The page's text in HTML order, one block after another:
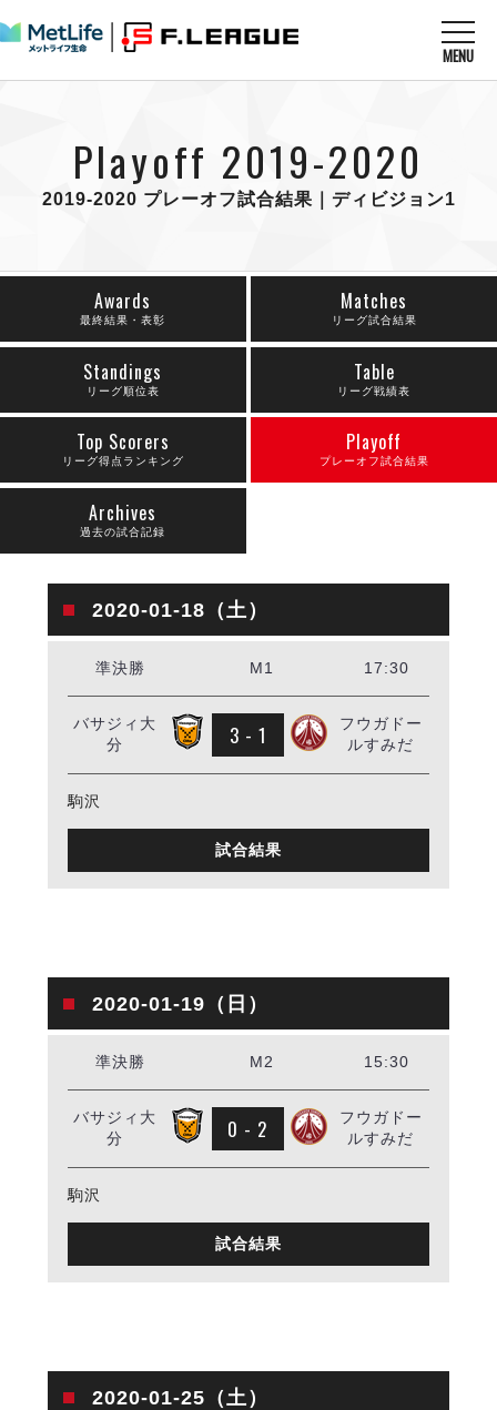
MENU
すべてのニュース
リーグ戦
U-23選抜
チケット
メディア情報
フットサル日本代表
その他
試合を観る MATCHES
試合日程
警告・退場・出場停止選手
個人ランキング｜ゴール
個人ランキング｜シュート
個人ランキング｜シュート成功率
個人ランキング｜第2PK
メットライフ生命Ｆ２リーグ
試合日程
警告・退場・出場停止選手
個人ランキング｜ゴール
個人ランキング｜シュート
個人ランキング｜シュート成功率
個人ランキング｜第2PK
大会概要
アリーナ情報
過去の記録
メットライフ生命Ｆ１リーグ
エスポラーダ北海道
フウガドールすみだ
しながわシティ
立川アスレティックFC
ペスカドーラ町田
湘南ベルマーレ
ボアルース長野
名古屋オーシャンズ
ボルクバレット北九州
メットライフ生命Ｆ２リーグ
デウソン神戸
ポルセイド浜田
ミラクルスマイル新居浜
チケットを買う
アリーナ情報 ARENA
リーグ概要
リーグ概要
日本フットサルリーグについて
クラブライセンス関連
アリーナ観戦マナー&ルール
過去の試合記録
ディビジョン1 試合記録
ディビジョン2 試合記録
Ｆリーグカップ 試合記録
リーグ統計データ
記念ゴール
選手の通算記録（Ｆ１）
エスポラーダ北海道
フウガドールすみだ
しながわシティ
立川アスレティックFC
ペスカドーラ町田
ボアルース長野
ABeam AWARD
DIVISION01
Playoff 2019-2020
2019-2020 プレーオフ試合結果｜ディビジョン1
Awards
最終結果・表彰
Matches
リーグ試合結果
Standings
リーグ順位表
Table
リーグ戦績表
Top Scorers
リーグ得点ランキング
Playoff
プレーオフ試合結果
Archives
過去の試合記録
2020-01-18（土）
準決勝 M1 17:30
バサジィ大
分
3 - 1
フウガドー
ルすみだ
駒沢
試合結果
2020-01-19（日）
準決勝 M2 15:30
バサジィ大
分
0 - 2
フウガドー
ルすみだ
駒沢
試合結果
2020-01-25（土）